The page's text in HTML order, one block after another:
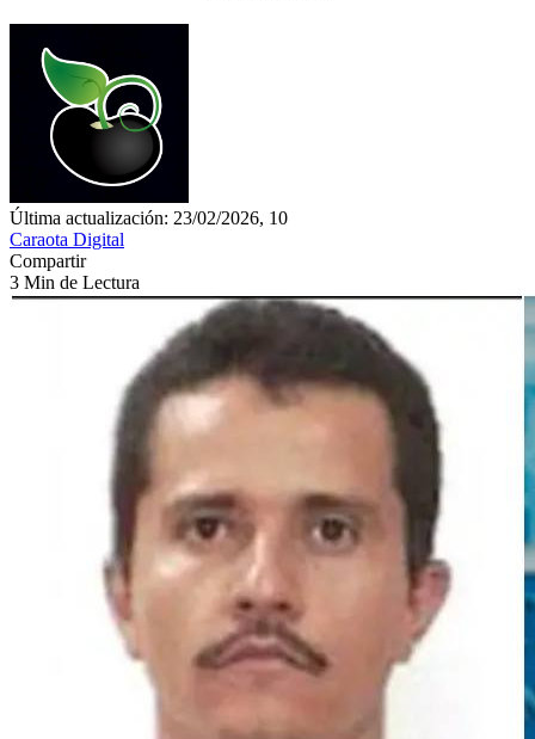
Última actualización: 23/02/2026, 10
Caraota Digital
Compartir
3 Min de Lectura